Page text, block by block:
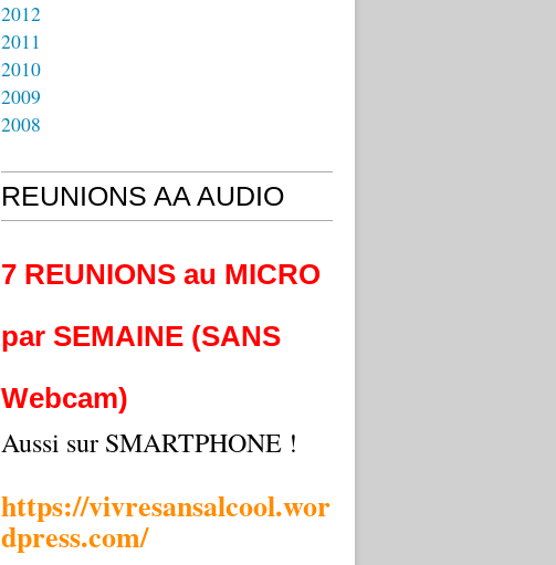
2012
2011
2010
2009
2008
REUNIONS AA AUDIO
7 REUNIONS au MICRO
par SEMAINE (SANS
Webcam)
Aussi sur SMARTPHONE !
https://vivresansalcool.wor
dpress.com/